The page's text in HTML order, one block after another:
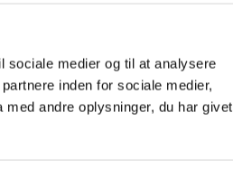
sociale medier og til at analysere
inden for sociale medier,
andre oplysninger, du har givet